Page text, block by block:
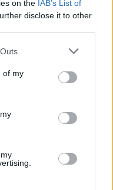
on the IAB’s List of
disclose it to other
of myza-sociku-misa-
byla-
z-
internetu#dop_ab_variant=1352711&dop_source_zone_name=hpfeed.sznhp.box